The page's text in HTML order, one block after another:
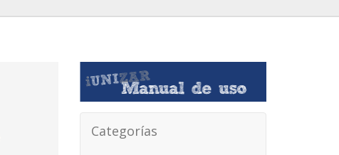
Categorías